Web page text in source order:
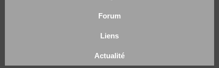
Forum
Liens
Actualité